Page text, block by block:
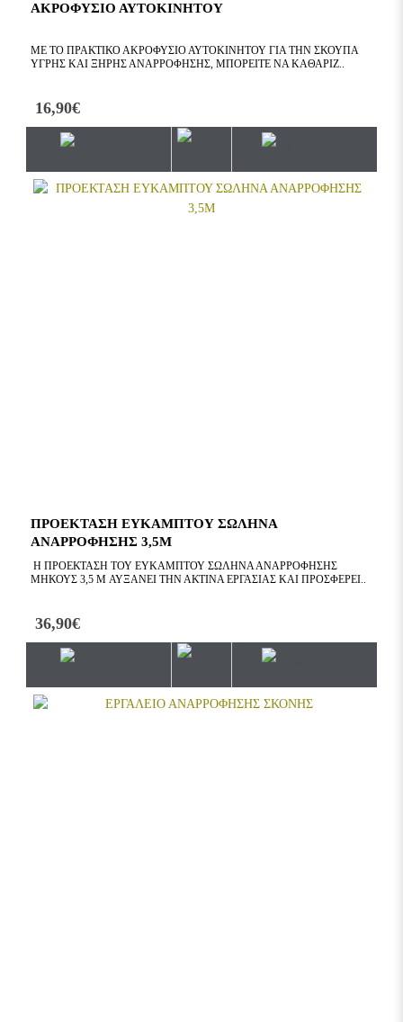
ΑΚΡΟΦΥΣΙΟ ΑΥΤΟΚΙΝΗΤΟΥ
ΜΕ ΤΟ ΠΡΑΚΤΙΚΌ ΑΚΡΟΦΎΣΙΟ ΑΥΤΟΚΙΝΉΤΟΥ ΓΙΑ ΤΗΝ ΣΚΟΎΠΑ
ΥΓΡΉΣ ΚΑΙ ΞΗΡΉΣ ΑΝΑΡΡΌΦΗΣΗΣ, ΜΠΟΡΕΊΤΕ ΝΑ ΚΑΘΑΡΊΖ..
16,90€
ΠΡΟΕΚΤΑΣΗ ΕΥΚΑΜΠΤΟΥ ΣΩΛΗΝΑ
ΑΝΑΡΡΟΦΗΣΗΣ 3,5M
Η ΠΡΟΈΚΤΑΣΗ ΤΟΥ ΕΎΚΑΜΠΤΟΥ ΣΩΛΉΝΑ ΑΝΑΡΡΌΦΗΣΗΣ
ΜΉΚΟΥΣ 3,5 M ΑΥΞΆΝΕΙ ΤΗΝ ΑΚΤΊΝΑ ΕΡΓΑΣΊΑΣ ΚΑΙ ΠΡΟΣΦΈΡΕΙ..
36,90€